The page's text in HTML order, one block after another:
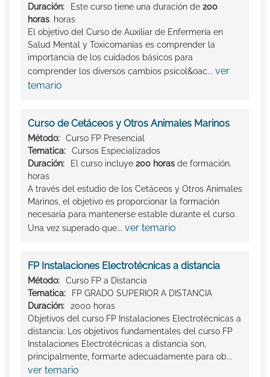
Duración:
Este curso tiene una duración de 200
horas. horas
El objetivo del Curso de Auxiliar de Enfermería en
Salud Mental y Toxicomanías es comprender la
importancia de los cuidados básicos para
comprender los diversos cambios psicol&oac... ver
temario
Curso de Cetáceos y Otros Animales Marinos
Método:
Curso FP Presencial
Tematica:
Cursos Especializados
Duración:
El curso incluye 200 horas de formación.
horas
A través del estudio de los Cetáceos y Otros Animales
Marinos, el objetivo es proporcionar la formación
necesaria para mantenerse estable durante el curso.
Una vez superado que... ver temario
FP Instalaciones Electrotécnicas a distancia
Método:
Curso FP a Distancia
Tematica:
FP GRADO SUPERIOR A DISTANCIA
Duración:
2000 horas
Objetivos del curso FP Instalaciones Electrotécnicas a
distancia: Los objetivos fundamentales del curso FP
Instalaciones Electrotécnicas a distancia son,
principalmente, formarte adecuadamente para ob...
ver temario